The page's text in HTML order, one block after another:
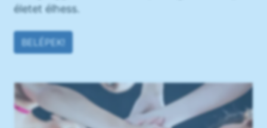
életet élhess.
BELÉPEK!